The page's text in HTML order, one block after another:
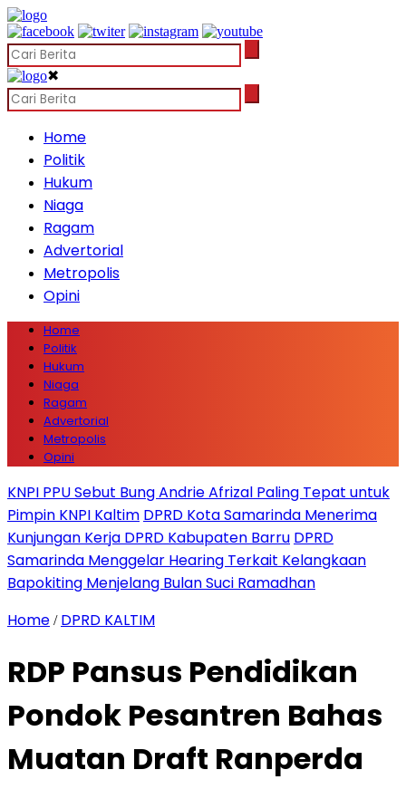
✖
Home
Politik
Hukum
Niaga
Ragam
Advertorial
Metropolis
Opini
Home
Politik
Hukum
Niaga
Ragam
Advertorial
Metropolis
Opini
KNPI PPU Sebut Bung Andrie Afrizal Paling Tepat untuk
Pimpin KNPI Kaltim DPRD Kota Samarinda Menerima
Kunjungan Kerja DPRD Kabupaten Barru DPRD
Samarinda Menggelar Hearing Terkait Kelangkaan
Bapokiting Menjelang Bulan Suci Ramadhan
Home / DPRD KALTIM
RDP Pansus Pendidikan
Pondok Pesantren Bahas
Muatan Draft Ranperda